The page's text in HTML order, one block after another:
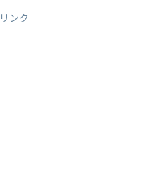
組の第2話についてまとめまし
ンク